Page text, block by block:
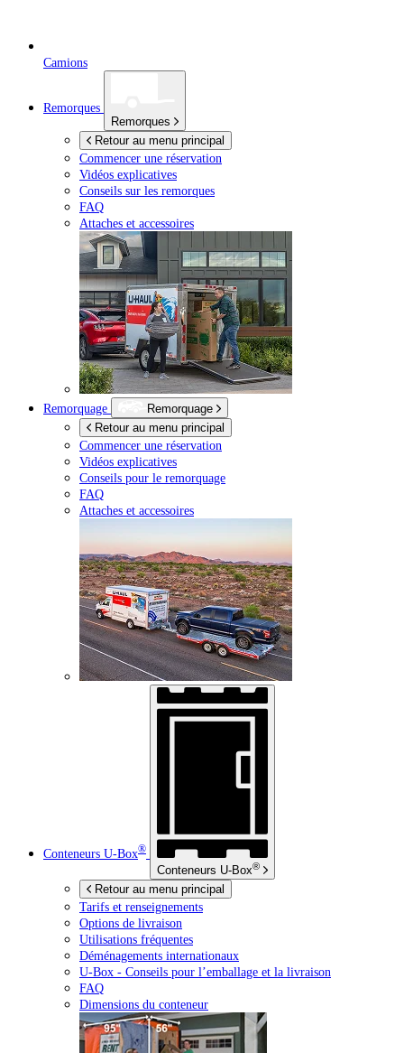
Camions
Remorques
Remorques
Retour au menu principal
Commencer une réservation
Vidéos explicatives
Conseils sur les remorques
FAQ
Attaches et accessoires
Remorquage
Remorquage
Retour au menu principal
Commencer une réservation
Vidéos explicatives
Conseils pour le remorquage
FAQ
Attaches et accessoires
Conteneurs U-Box®
Conteneurs U-Box®
Retour au menu principal
Tarifs et renseignements
Options de livraison
Utilisations fréquentes
Déménagements internationaux
U-Box - Conseils pour l’emballage et la livraison
FAQ
Dimensions du conteneur